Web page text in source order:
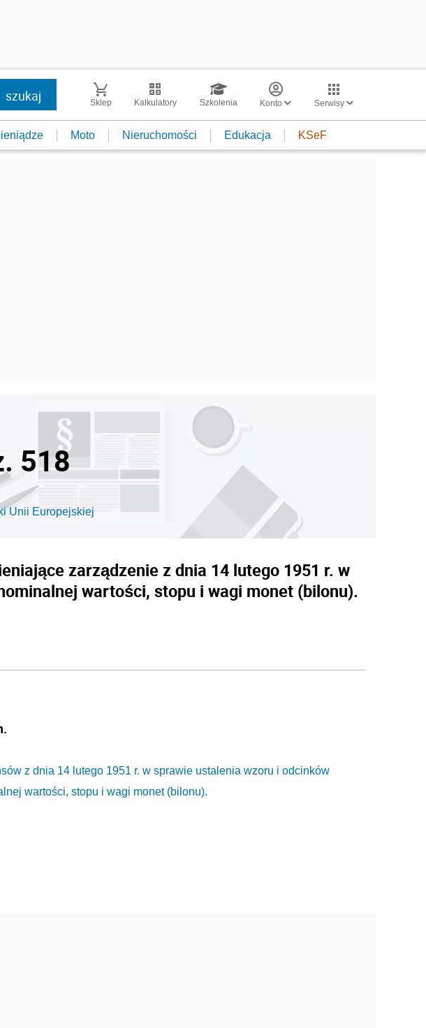
Sklep Kalkulatory Szkolenia Konto Serwisy
Moto Nieruchomości Edukacja KSeF
518
Unii Europejskiej
zarządzenie z dnia 14 lutego 1951 r. w
wartości, stopu i wagi monet (bilonu).
z dnia 14 lutego 1951 r. w sprawie ustalenia wzoru i odcinków
wartości, stopu i wagi monet (bilonu).